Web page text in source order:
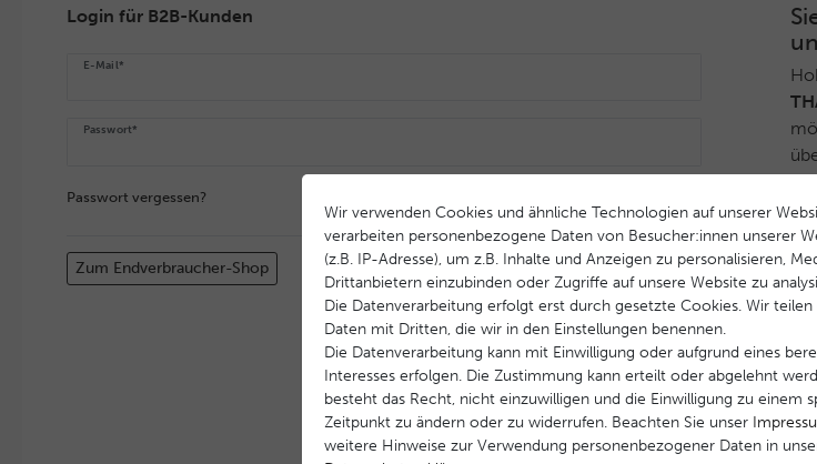
Login für B2B-Kunden
E-Mail*
Passwort*
Passwort vergessen?
Zum Endverbraucher-Shop
Wir verwenden Cookies und ähnliche Technologien auf unserer
verarbeiten personenbezogene Daten von Besucher:innen unserer
(z.B. IP-Adresse), um z.B. Inhalte und Anzeigen zu personalisieren,
Drittanbietern einzubinden oder Zugriffe auf unsere Website zu
Die Datenverarbeitung erfolgt erst durch gesetzte Cookies. Wir teilen
Daten mit Dritten, die wir in den Einstellungen benennen.
Die Datenverarbeitung kann mit Einwilligung oder aufgrund eines
Interesses erfolgen. Die Zustimmung kann erteilt oder abgelehnt
besteht das Recht, nicht einzuwilligen und die Einwilligung zu einem
Zeitpunkt zu ändern oder zu widerrufen. Beachten Sie unser
weitere Hinweise zur Verwendung personenbezogener Daten in